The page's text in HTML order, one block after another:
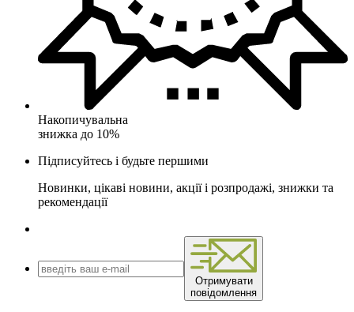
Накопичувальна
знижка до 10%
Підписуйтесь і будьте першими
Новинки, цікаві новини, акції і розпродажі, знижки та
рекомендації
Отримувати
повідомлення